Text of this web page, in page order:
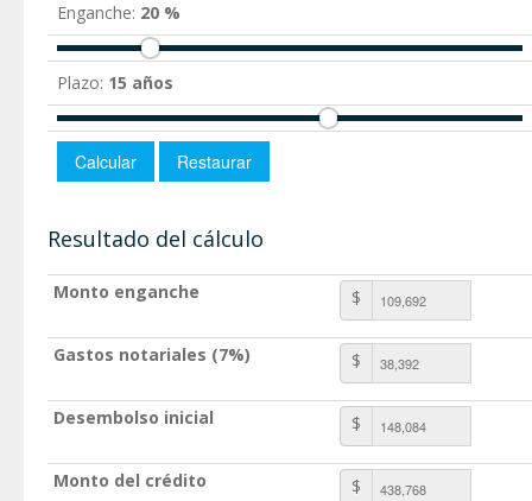
Enganche: 20 %
Plazo: 15 años
Resultado del cálculo
Monto enganche $
Gastos notariales (7%) $
Desembolso inicial $
Monto del crédito $